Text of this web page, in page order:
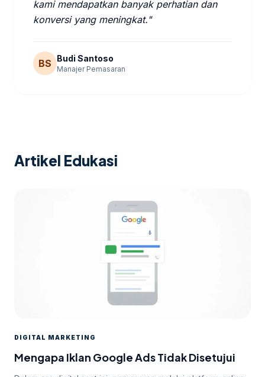
kami mendapatkan banyak perhatian dan
konversi yang meningkat."
BS Budi Santoso
Manajer Pemasaran
Artikel Edukasi
DIGITAL MARKETING
Mengapa Iklan Google Ads Tidak Disetujui